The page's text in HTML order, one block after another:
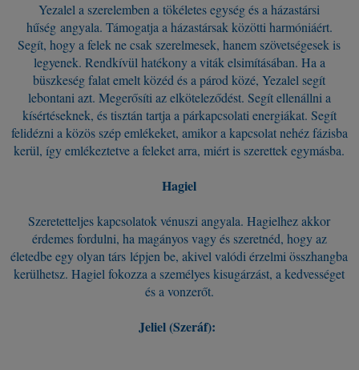
Yezalel a szerelemben a tökéletes egység és a házastársi
hűség angyala. Támogatja a házastársak közötti harmóniáért.
Segít, hogy a felek ne csak szerelmesek, hanem szövetségesek is
legyenek. Rendkívül hatékony a viták elsimításában. Ha a
büszkeség falat emelt közéd és a párod közé, Yezalel segít
lebontani azt. Megerősíti az elköteleződést. Segít ellenállni a
kísértéseknek, és tisztán tartja a párkapcsolati energiákat. Segít
felidézni a közös szép emlékeket, amikor a kapcsolat nehéz fázisba
kerül, így emlékeztetve a feleket arra, miért is szerettek egymásba.
Hagiel
Szeretetteljes kapcsolatok vénuszi angyala. Hagielhez akkor
érdemes fordulni, ha magányos vagy és szeretnéd, hogy az
életedbe egy olyan társ lépjen be, akivel valódi érzelmi összhangba
kerülhetsz. Hagiel fokozza a személyes kisugárzást, a kedvességet
és a vonzerőt.
Jeliel (Szeráf):